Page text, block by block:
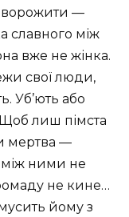
ворожити —
славного між
вже не жінка.
свої люди,
Уб’ють або
лиш пімста
мертва —
ними не
не кине…
йому з